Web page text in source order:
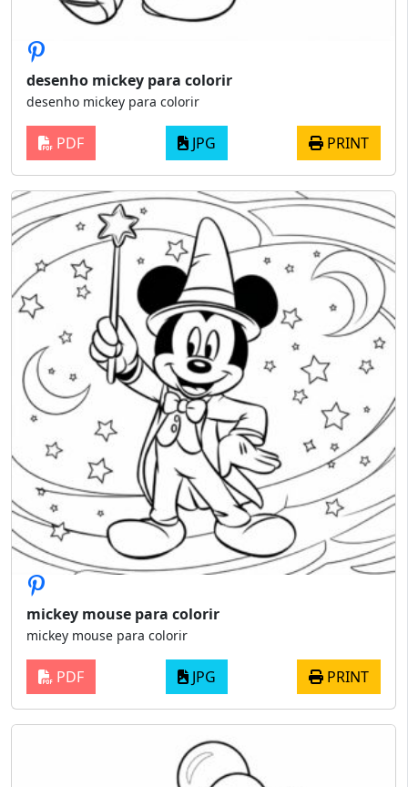
desenho mickey para colorir
desenho mickey para colorir
PDF JPG PRINT
mickey mouse para colorir
mickey mouse para colorir
PDF JPG PRINT